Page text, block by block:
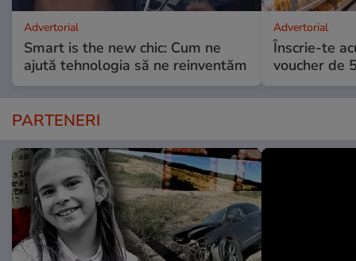
Advertorial
Smart is the new chic: Cum ne
ajută tehnologia să ne reinventăm
Advertorial
Înscrie-te
voucher de
PARTENERI